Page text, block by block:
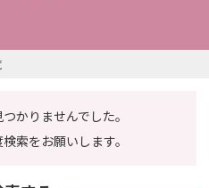
かりませんでした。
索をお願いします。